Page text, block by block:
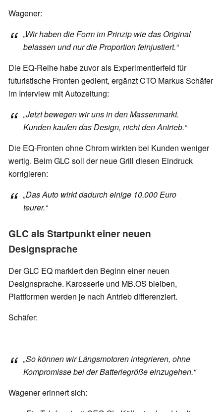
Wagener:
„Wir haben die Form im Prinzip wie das Original
belassen und nur die Proportion feinjustiert.“
Die EQ-Reihe habe zuvor als Experimentierfeld für
futuristische Fronten gedient, ergänzt CTO Markus Schäfer
im Interview mit Autozeitung:
„Jetzt bewegen wir uns in den Massenmarkt.
Kunden kaufen das Design, nicht den Antrieb.“
Die EQ-Fronten ohne Chrom wirkten bei Kunden weniger
wertig. Beim GLC soll der neue Grill diesen Eindruck
korrigieren:
„Das Auto wirkt dadurch einige 10.000 Euro
teurer.“
GLC als Startpunkt einer neuen
Designsprache
Der GLC EQ markiert den Beginn einer neuen
Designsprache. Karosserie und MB.OS bleiben,
Plattformen werden je nach Antrieb differenziert.
Schäfer:
„So können wir Längsmotoren integrieren, ohne
Kompromisse bei der Batteriegröße einzugehen.“
Wagener erinnert sich: